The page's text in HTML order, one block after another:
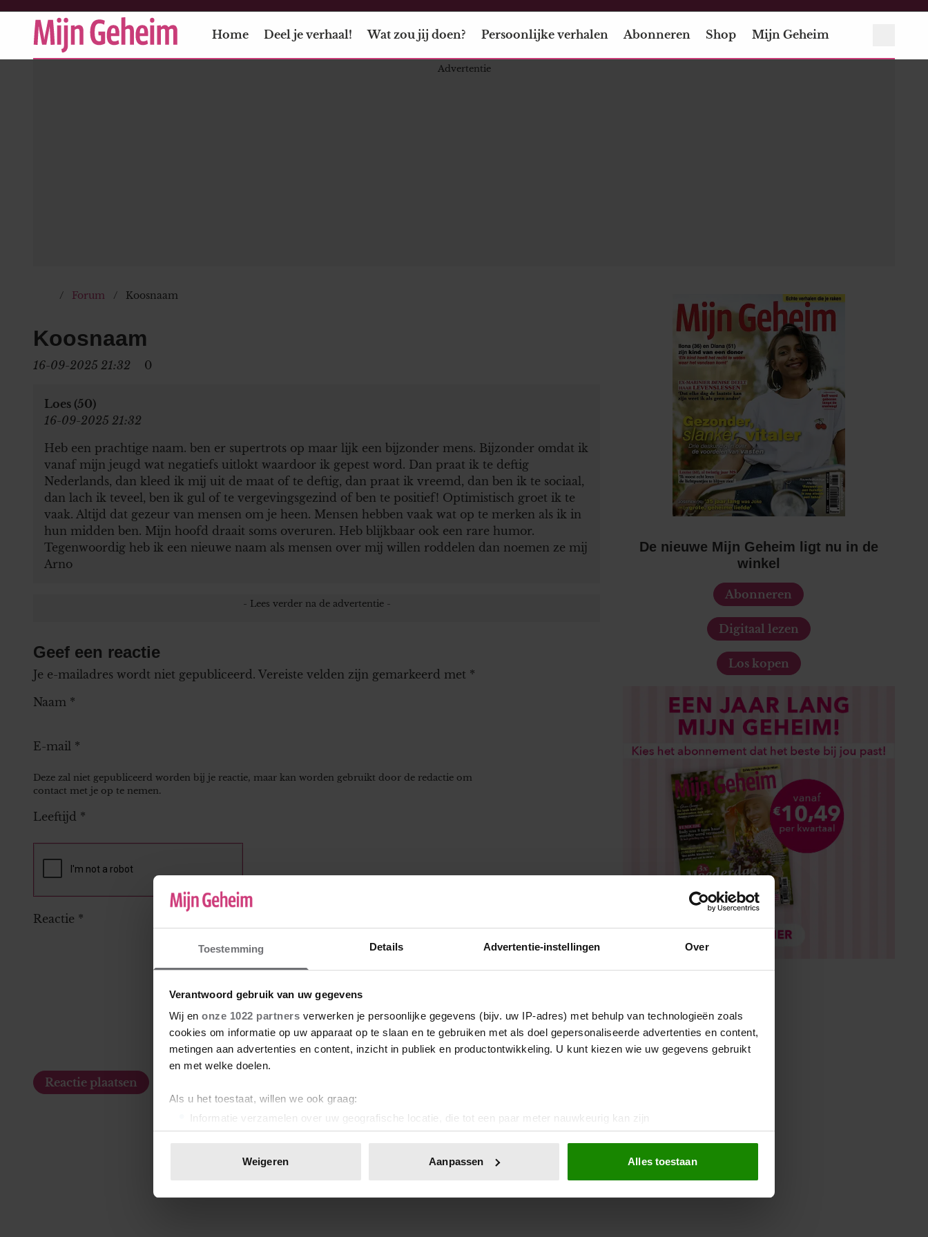
Toestemming Details Advertentie-instellingen Over
Verantwoord gebruik van uw gegevens
Wij en onze 1022 partners verwerken je persoonlijke gegevens (bijv. uw IP-adres) met behulp van technologieën zoals
cookies om informatie op uw apparaat op te slaan en te gebruiken met als doel gepersonaliseerde advertenties en content,
metingen aan advertenties en content, inzicht in publiek en productontwikkeling. U kunt kiezen wie uw gegevens gebruikt
en met welke doelen.
Als u het toestaat, willen we ook graag:
Informatie verzamelen over uw geografische locatie, die tot een paar meter nauwkeurig kan zijn
Uw apparaat identificeren door het actief te scannen op specifieke eigenschappen (fingerprinting)
toestemming op elk moment wijzigen of intrekken in de Cookieverklaring.
Weigeren Aanpassen Alles toestaan
Home Deel je verhaal! Wat zou jij doen? Persoonlijke verhalen Abonneren Shop Mijn Geheim
Forum Koosnaam
Koosnaam
16-09-2025 21:32 0
Loes (50)
16-09-2025 21:32
Heb een prachtige naam. ben er supertrots op maar lijk een bijzonder mens. Bijzonder omdat ik
vanaf mijn jeugd wat negatiefs uitlokt waardoor ik gepest word. Dan praat ik te deftig
Nederlands, dan kleed ik mij uit de maat of te deftig, dan praat ik vreemd, dan ben ik te sociaal,
dan lach ik teveel, ben ik gul of te vergevingsgezind of ben te positief! Optimistisch groet ik te
vaak. Altijd dat gezeur van mensen om je heen. Mensen hebben vaak wat op te merken als ik in
hun midden ben. Mijn hoofd draait soms overuren. Heb blijkbaar ook een rare humor.
Tegenwoordig heb ik een nieuwe naam als mensen over mij willen roddelen dan noemen ze mij
Arno
Geef een reactie
Je e-mailadres wordt niet gepubliceerd. Vereiste velden zijn gemarkeerd met *
Naam *
E-mail *
Deze zal niet gepubliceerd worden bij je reactie, maar kan worden gebruikt door de redactie om
contact met je op te nemen.
Leeftijd *
Reactie *
De nieuwe Mijn Geheim ligt nu in de
winkel
Abonneren
Digitaal lezen
Los kopen